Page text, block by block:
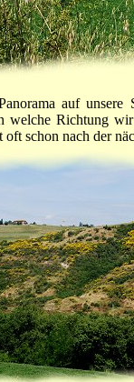
auf unsere
welche Richtung
oft schon nach der